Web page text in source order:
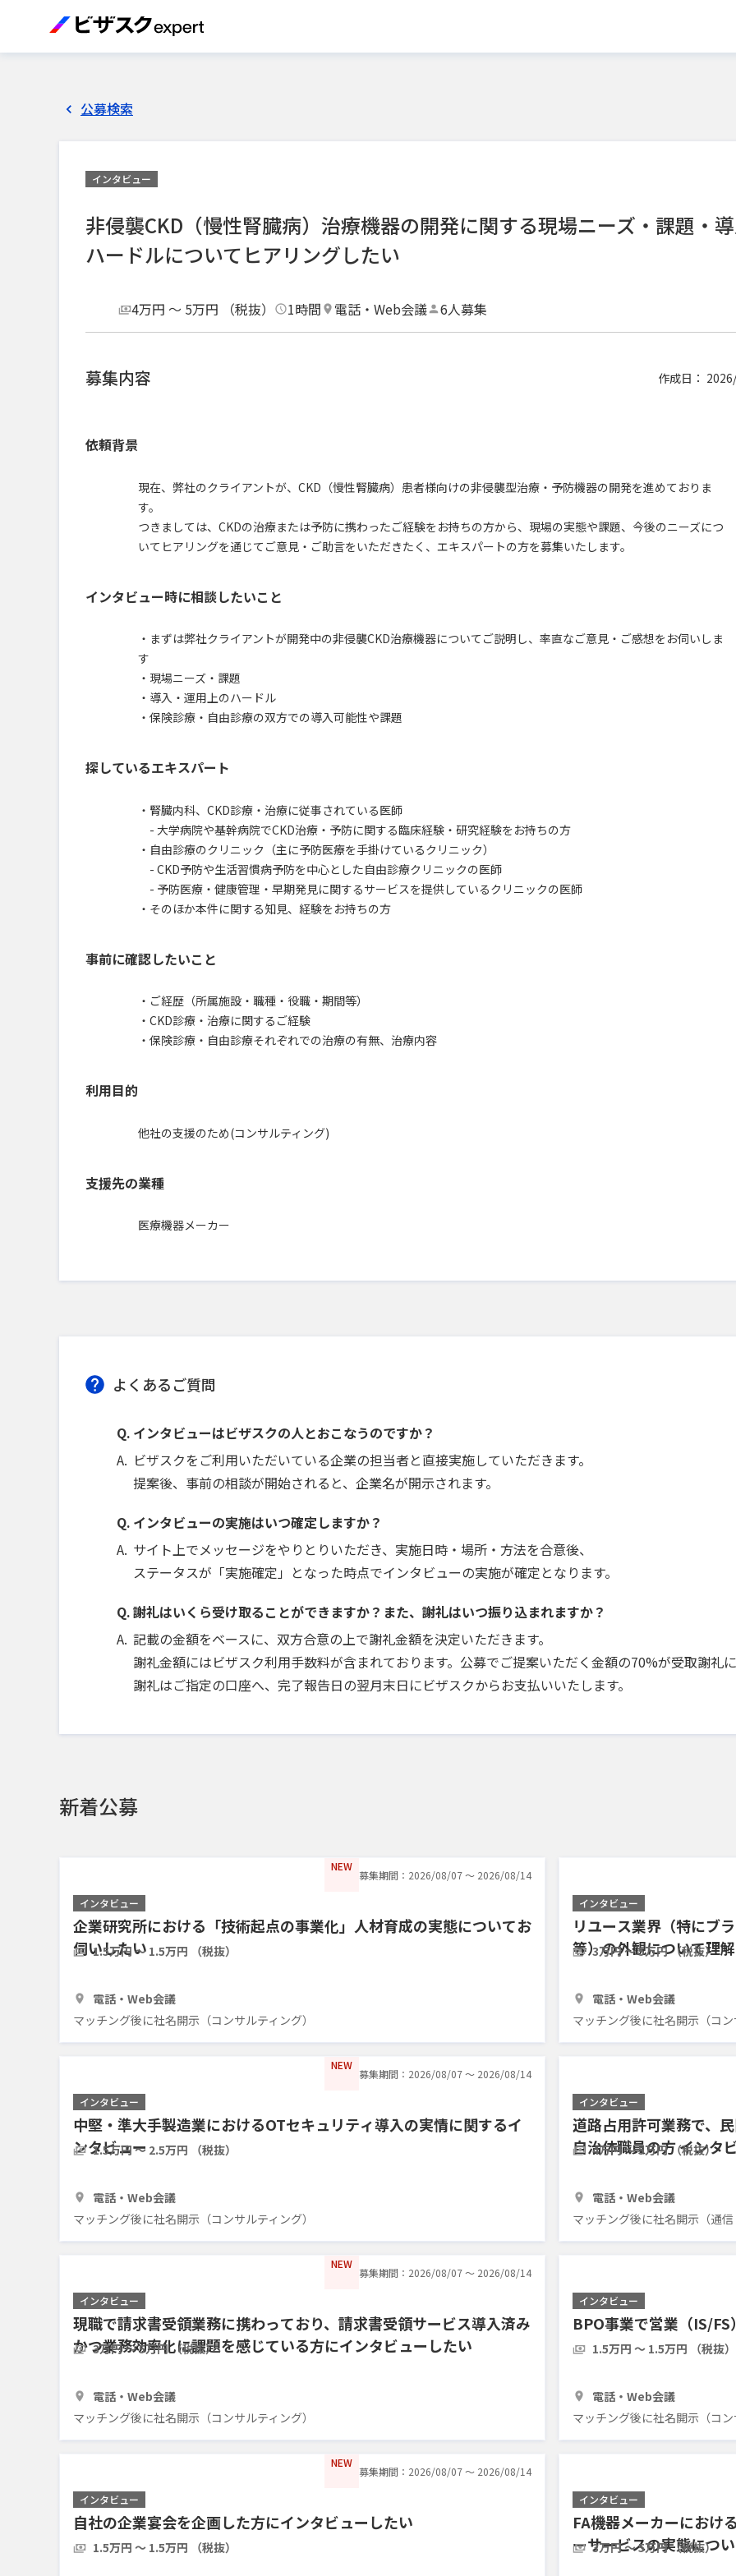
公募検索
インタビュー
非侵襲CKD（慢性腎臓病）治療機器の開発に関する現場ニーズ・課題・
ハードルについてヒアリングしたい
4万円 〜 5万円 （税抜） 1時間 電話・Web会議 6人募集
募集内容 作成日：
依頼背景
現在、弊社のクライアントが、CKD（慢性腎臓病）患者様向けの非侵襲型治療・予防機器の開発を進めておりま
す。
つきましては、CKDの治療または予防に携わったご経験をお持ちの方から、現場の実態や課題、今後のニーズにつ
いてヒアリングを通じてご意見・ご助言をいただきたく、エキスパートの方を募集いたします。
インタビュー時に相談したいこと
・まずは弊社クライアントが開発中の非侵襲CKD治療機器についてご説明し、率直なご意見・ご感想をお伺いしま
す
・現場ニーズ・課題
・導入・運用上のハードル
・保険診療・自由診療の双方での導入可能性や課題
探しているエキスパート
・腎臓内科、CKD診療・治療に従事されている医師
- 大学病院や基幹病院でCKD治療・予防に関する臨床経験・研究経験をお持ちの方
・自由診療のクリニック（主に予防医療を手掛けているクリニック）
- CKD予防や生活習慣病予防を中心とした自由診療クリニックの医師
- 予防医療・健康管理・早期発見に関するサービスを提供しているクリニックの医師
・そのほか本件に関する知見、経験をお持ちの方
事前に確認したいこと
・ご経歴（所属施設・職種・役職・期間等）
・CKD診療・治療に関するご経験
・保険診療・自由診療それぞれでの治療の有無、治療内容
利用目的
他社の支援のため(コンサルティング)
支援先の業種
医療機器メーカー
よくあるご質問
インタビューはビザスクの人とおこなうのですか？
ビザスクをご利用いただいている企業の担当者と直接実施していただきます。
提案後、事前の相談が開始されると、企業名が開示されます。
インタビューの実施はいつ確定しますか？
サイト上でメッセージをやりとりいただき、実施日時・場所・方法を合意後、
ステータスが「実施確定」となった時点でインタビューの実施が確定となります。
謝礼はいくら受け取ることができますか？また、謝礼はいつ振り込まれますか？
記載の金額をベースに、双方合意の上で謝礼金額を決定いただきます。
謝礼金額にはビザスク利用手数料が含まれております。公募でご提案いただく金額の70%が受取謝礼に
謝礼はご指定の口座へ、完了報告日の翌月末日にビザスクからお支払いいたします。
新着公募
NEW
募集期間：2026/08/07 〜 2026/08/14
インタビュー
企業研究所における「技術起点の事業化」人材育成の実態についてお
伺いしたい
1.5万円 〜 1.5万円 （税抜）
電話・Web会議
マッチング後に社名開示（コンサルティング）
インタビュー
リユース業界（特にブ
等）の外観について理
3万円 〜 5万円 （税抜）
電話・Web会議
マッチング後に社名開示（コン
NEW
募集期間：2026/08/07 〜 2026/08/14
インタビュー
中堅・準大手製造業におけるOTセキュリティ導入の実情に関するイ
ンタビュー
1.5万円 〜 2.5万円 （税抜）
電話・Web会議
マッチング後に社名開示（コンサルティング）
インタビュー
道路占用許可業務で、
自治体職員の方 インタ
4万円 〜 5万円 （税抜）
電話・Web会議
マッチング後に社名開示（通信
NEW
募集期間：2026/08/07 〜 2026/08/14
インタビュー
現職で請求書受領業務に携わっており、請求書受領サービス導入済み
かつ業務効率化に課題を感じている方にインタビューしたい
3万円 〜 5万円 （税抜）
電話・Web会議
マッチング後に社名開示（コンサルティング）
インタビュー
BPO事業で営業（IS/
1.5万円 〜 1.5万円 （税抜）
電話・Web会議
マッチング後に社名開示（コン
NEW
募集期間：2026/08/07 〜 2026/08/14
インタビュー
自社の企業宴会を企画した方にインタビューしたい
1.5万円 〜 1.5万円 （税抜）
インタビュー
FA機器メーカーにおけ
ーサービスの実態につ
3万円 〜 5万円 （税抜）